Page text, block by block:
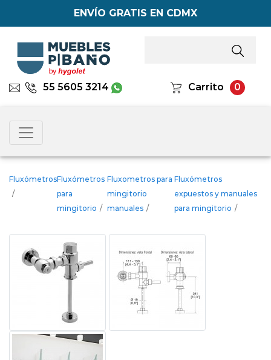
ENVÍO GRATIS EN CDMX
55 5605 3214 Carrito 0
Fluxómetros
/
Fluxómetros
para
mingitorio /
Fluxometros para
mingitorio
manuales /
Fluxómetros
expuestos y manuales
para mingitorio /